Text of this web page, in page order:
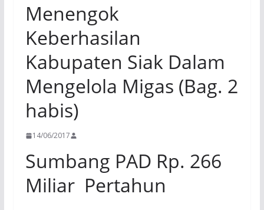
Menengok
Keberhasilan
Kabupaten Siak Dalam
Mengelola Migas (Bag. 2
habis)
14/06/2017
Sumbang PAD Rp. 266
Miliar Pertahun